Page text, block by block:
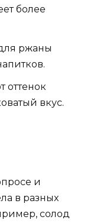
более
ржаны
оттенок
вкус.
и
в разных
солод